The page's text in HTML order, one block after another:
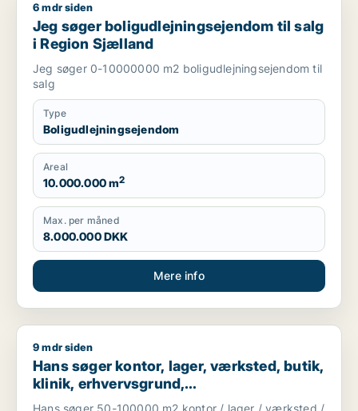
Jeg søger boligudlejningsejendom til salg i Region Sjælland
6 mdr siden
Jeg søger boligudlejningsejendom til salg
i Region Sjælland
Jeg søger 0-10000000 m2 boligudlejningsejendom til
salg
Type
Boligudlejningsejendom
Areal
10.000.000 m2
Max. per måned
8.000.000 DKK
Mere info
Hans søger kontor, lager, værksted, butik, klinik,
9 mdr siden
Hans søger kontor, lager, værksted, butik,
klinik, erhvervsgrund,
boligudlejningsejendom, hotel,
Hans søger 50-100000 m2 kontor / lager / værksted /